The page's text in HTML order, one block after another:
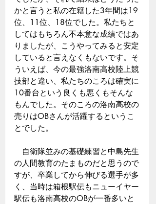
かと言うと私の在籍した3年間は19
位、11位、18位でした。私たちと
してはもちろん不本意な成績ではあ
りましたが、こうやってみると安定
していると言えなくもないです。そ
ういえば、今の最強洛南高校陸上競
技部と違い、私たちのころは確実に
10番台という良くも悪くもそんな
もんでした。そのころの洛南高校の
売りはOBさんが活躍するというこ
とでした。
自衛隊並みの基礎練習と中島先生
の人間教育のたまものだと思うので
すが、卒業してから伸びる選手が多
く、当時は箱根駅伝もニューイヤー
駅伝も洛南高校のOBが一番多いと